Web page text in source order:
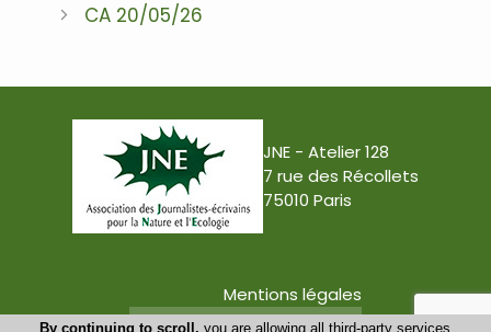
CA 20/05/26
JNE - Atelier 128
7 rue des Récollets
75010 Paris
Mentions légales
Conception : Tabula Rasa
By continuing to scroll, you are allowing all third-party services